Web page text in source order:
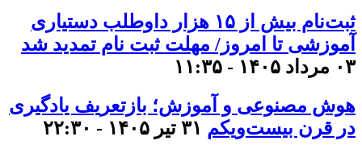
ثبت‌نام بیش از ۱۵ هزار داوطلب دستیاری
آموزشی تا امروز/ مهلت ثبت نام تمدید شد
۰۳ مرداد ۱۴۰۵ - ۱۱:۳۵
هوش مصنوعی و آموزش؛ بازتعریف یادگیری
در قرن بیست‌ویکم ۳۱ تیر ۱۴۰۵ - ۲۲:۳۰